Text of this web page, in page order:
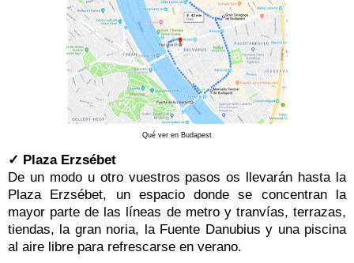
Qué ver en Budapest
✓ Plaza Erzsébet
De un modo u otro vuestros pasos os llevarán hasta la
Plaza Erzsébet, un espacio donde se concentran la
mayor parte de las líneas de metro y tranvías, terrazas,
tiendas, la gran noria, la Fuente Danubius y una piscina
al aire libre para refrescarse en verano.